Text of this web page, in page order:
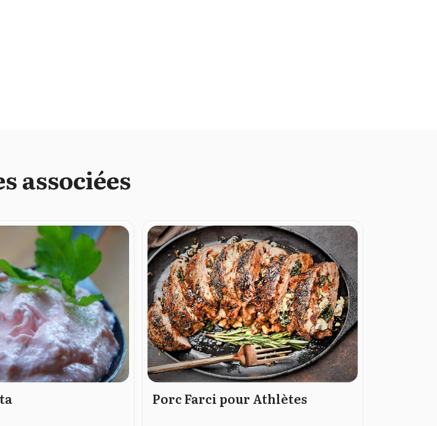
associées
Porc Farci pour Athlètes